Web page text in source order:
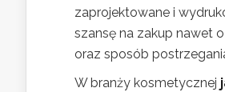
zaprojektowane i
szansę na zakup nawet o
oraz sposób
W branży kosmetycznej